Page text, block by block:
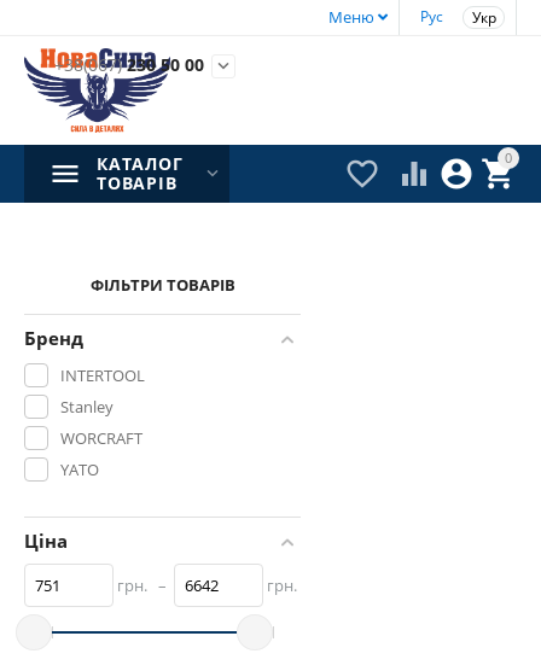
Рус Укр
Меню
+38(067)230 50 00 
0


 
КАТАЛОГ
ТОВАРІВ
ФІЛЬТРИ ТОВАРІВ
Бренд
INTERTOOL
Stanley
WORCRAFT
YATO
Ціна
грн. – грн.